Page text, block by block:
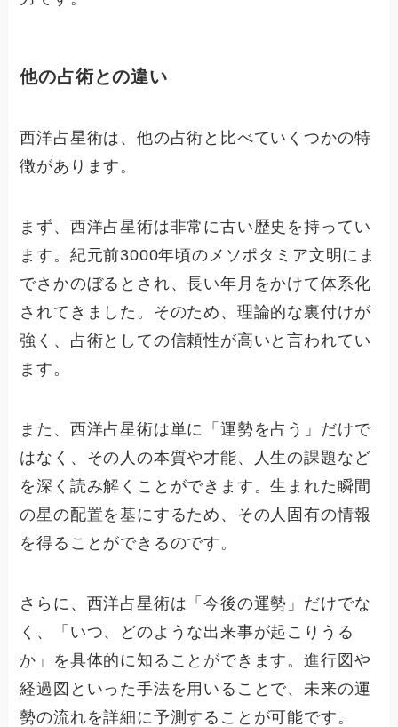
他の占術との違い
西洋占星術は、他の占術と比べていくつかの特
徴があります。
まず、西洋占星術は非常に古い歴史を持ってい
ます。紀元前3000年頃のメソポタミア文明にま
でさかのぼるとされ、長い年月をかけて体系化
されてきました。そのため、理論的な裏付けが
強く、占術としての信頼性が高いと言われてい
ます。
また、西洋占星術は単に「運勢を占う」だけで
はなく、その人の本質や才能、人生の課題など
を深く読み解くことができます。生まれた瞬間
の星の配置を基にするため、その人固有の情報
を得ることができるのです。
さらに、西洋占星術は「今後の運勢」だけでな
く、「いつ、どのような出来事が起こりうる
か」を具体的に知ることができます。進行図や
経過図といった手法を用いることで、未来の運
勢の流れを詳細に予測することが可能です。